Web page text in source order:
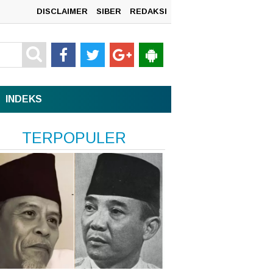
REDAKSI
SIBER
DISCLAIMER
INDEKS
TERPOPULER